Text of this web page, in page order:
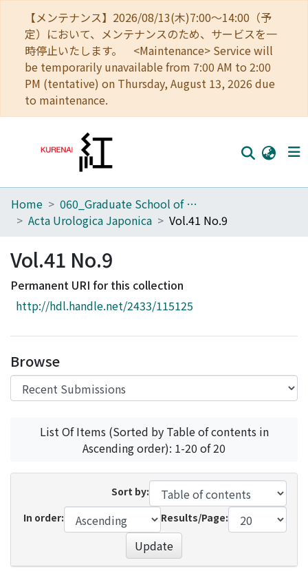
【メンテナンス】2026/08/13(木)7:00～14:00（予
定）において、メンテナンスのため、サービスを一
時停止いたします。 <Maintenance> Service will
be temporarily unavailable from 7:00 AM to 2:00
PM (tentative) on Thursday, August 13, 2026 due
to maintenance.
Home
Browse
Download Ranking
Access Statistics
Home
060_Graduate School of Medicine
Acta Urologica Japonica
Vol.41 No.9
Vol.41 No.9
Permanent URI for this collection
http://hdl.handle.net/2433/115125
Browse
List Of Items (Sorted by Table of contents in
Ascending order): 1-20 of 20
Sort by:
In order:
Results/Page:
Update